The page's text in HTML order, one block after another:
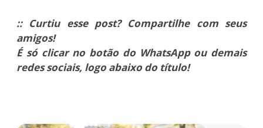
:: Curtiu esse post? Compartilhe com seus
amigos!
É só clicar no botão do WhatsApp ou demais
redes sociais, logo abaixo do título!